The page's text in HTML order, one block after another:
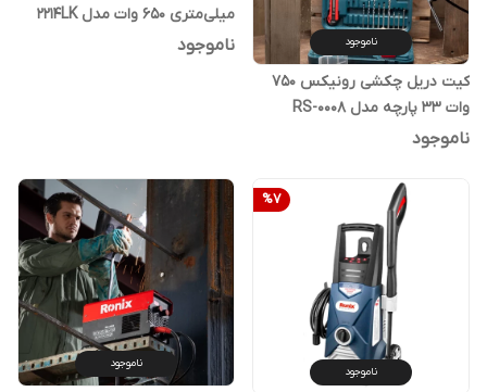
ناموجود
کیت دریل چکشی رونیکس 750
وات 33 پارچه مدل RS-0008
ناموجود
میلی‌متری 650 وات مدل 2214LK
ناموجود
%7
ناموجود
ناموجود